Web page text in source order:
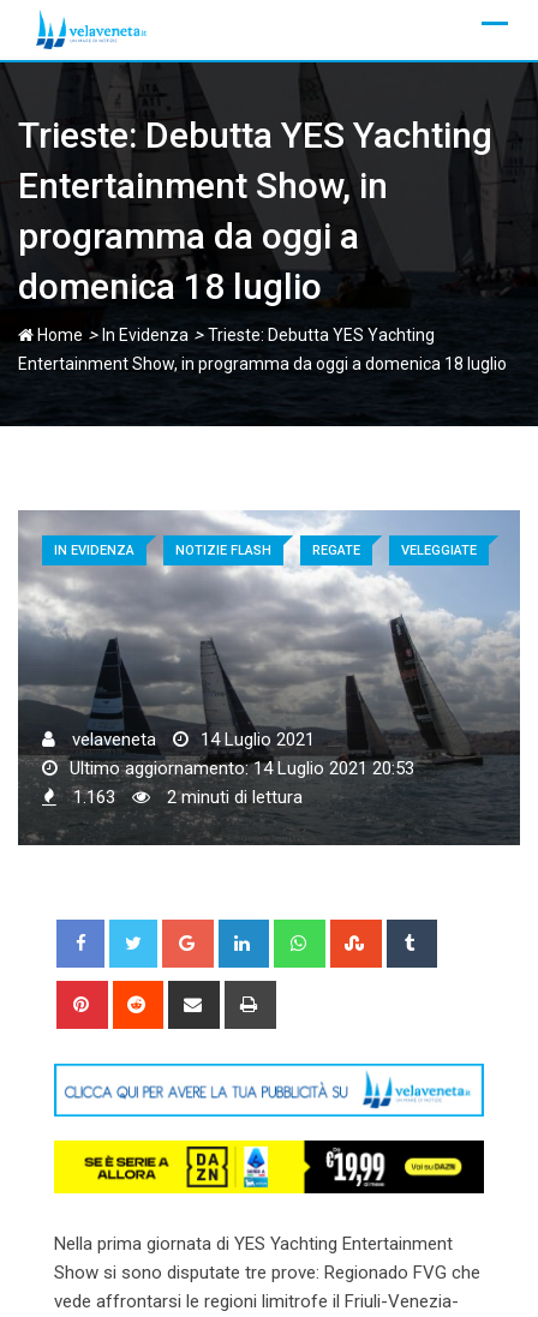
content
Trieste: Debutta YES Yachting
Entertainment Show, in
programma da oggi a
domenica 18 luglio
Home > In Evidenza >Trieste: Debutta YES Yachting
Entertainment Show, in programma da oggi a domenica 18 luglio
IN EVIDENZA NOTIZIE FLASH REGATE VELEGGIATE
velaveneta
14 Luglio 2021
Ultimo aggiornamento: 14 Luglio 2021 20:53
1.163
2 minuti di lettura
Google+ LinkedIn WhatsappStumbleUpon
Pinterest Reddit
Share
Nella prima giornata di YES Yachting Entertainment
Show si sono disputate tre prove: Regionado FVG che
vede affrontarsi le regioni limitrofe il Friuli-Venezia-